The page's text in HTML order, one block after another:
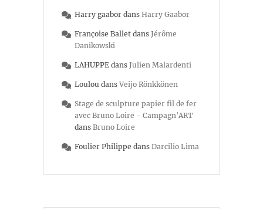
Harry gaabor dans Harry Gaabor
Françoise Ballet dans Jérôme
Danikowski
LAHUPPE dans Julien Malardenti
Loulou dans Veijo Rönkkönen
Stage de sculpture papier fil de fer
avec Bruno Loire - Campagn'ART
dans Bruno Loire
Foulier Philippe dans Darcilio Lima